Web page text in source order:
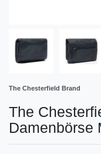
The Chesterfield Brand
The
Damenbörse